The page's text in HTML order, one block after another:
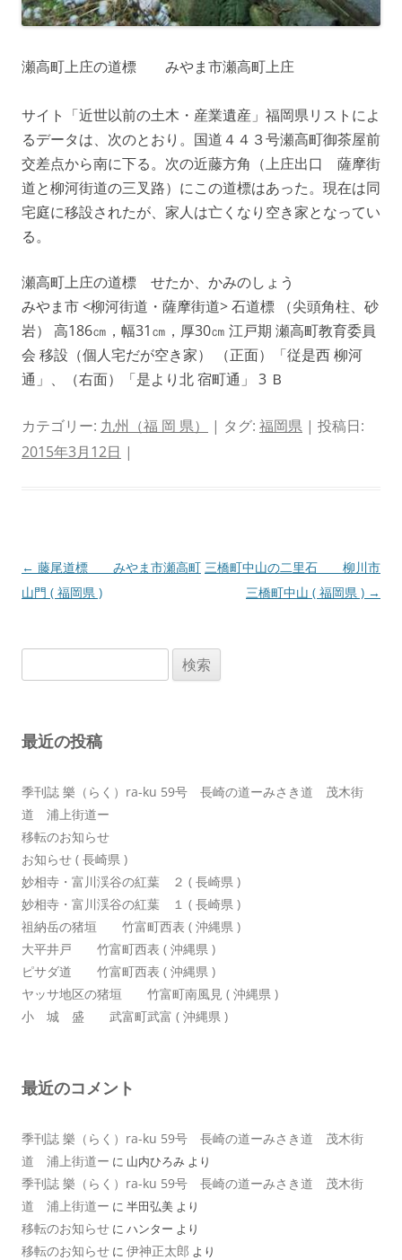
瀬高町上庄の道標 みやま市瀬高町上庄
サイト「近世以前の土木・産業遺産」福岡県リストによ
るデータは、次のとおり。国道４４３号瀬高町御茶屋前
交差点から南に下る。次の近藤方角（上庄出口 薩摩街
道と柳河街道の三叉路）にこの道標はあった。現在は同
宅庭に移設されたが、家人は亡くなり空き家となってい
る。
瀬高町上庄の道標 せたか、かみのしょう
みやま市 <柳河街道・薩摩街道> 石道標 （尖頭角柱、砂
岩） 高186㎝，幅31㎝，厚30㎝ 江戸期 瀬高町教育委員
会 移設（個人宅だが空き家） （正面）「従是西 柳河
通」、（右面）「是より北 宿町通」 3 Ｂ
カテゴリー: 九州（福 岡 県） | タグ: 福岡県 | 投稿日:
2015年3月12日 |
投
稿
ョ
← 藤尾道標 みやま市瀬高町
山門 ( 福岡県 )
三橋町中山の二里石 柳川市
三橋町中山 ( 福岡県 ) →
索:
最近の投稿
季刊誌 樂（らく）ra-ku 59号 長崎の道ーみさき道 茂木街
道 浦上街道ー
移転のお知らせ
お知らせ ( 長崎県 )
妙相寺・富川渓谷の紅葉 ２ ( 長崎県 )
妙相寺・富川渓谷の紅葉 １ ( 長崎県 )
祖納岳の猪垣 竹富町西表 ( 沖縄県 )
大平井戸 竹富町西表 ( 沖縄県 )
ピサダ道 竹富町西表 ( 沖縄県 )
ヤッサ地区の猪垣 竹富町南風見 ( 沖縄県 )
小 城 盛 武富町武富 ( 沖縄県 )
最近のコメント
季刊誌 樂（らく）ra-ku 59号 長崎の道ーみさき道 茂木街
道 浦上街道ー に 山内ひろみ より
季刊誌 樂（らく）ra-ku 59号 長崎の道ーみさき道 茂木街
道 浦上街道ー に 半田弘美 より
移転のお知らせ に ハンター より
移転のお知らせ に 伊神正太郎 より